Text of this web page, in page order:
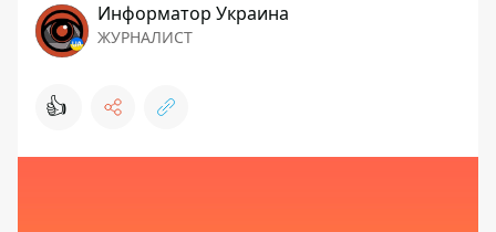
Информатор Украина
ЖУРНАЛИСТ
👍